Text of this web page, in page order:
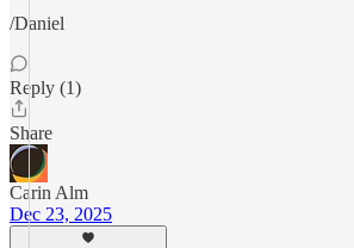
/Daniel
Reply (1)
Share
Carin Alm
Dec 23, 2025